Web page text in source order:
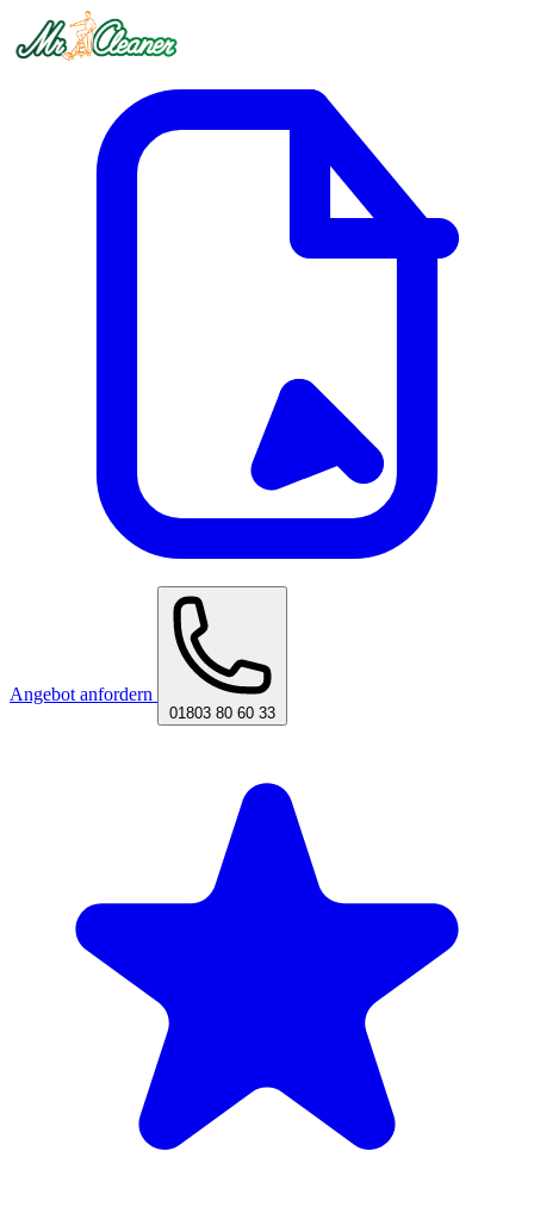
Angebot anfordern
01803 80 60 33